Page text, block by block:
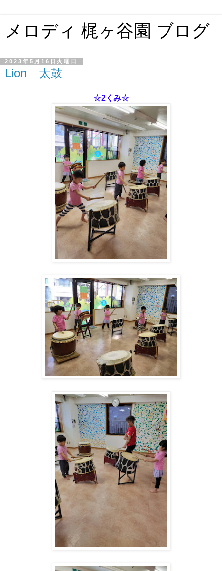
メロディ 梶ヶ谷園 ブログ
2023年5月16日火曜日
Lion 太鼓
☆2くみ☆